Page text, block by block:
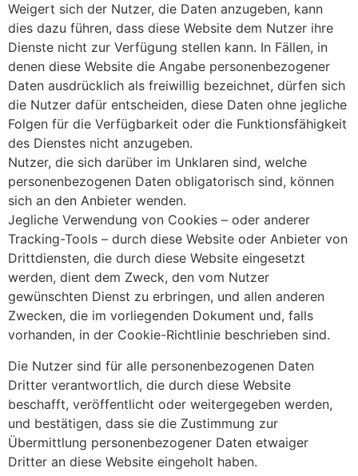
Weigert sich der Nutzer, die Daten anzugeben, kann
dies dazu führen, dass diese Website dem Nutzer ihre
Dienste nicht zur Verfügung stellen kann. In Fällen, in
denen diese Website die Angabe personenbezogener
Daten ausdrücklich als freiwillig bezeichnet, dürfen sich
die Nutzer dafür entscheiden, diese Daten ohne jegliche
Folgen für die Verfügbarkeit oder die Funktionsfähigkeit
des Dienstes nicht anzugeben.
Nutzer, die sich darüber im Unklaren sind, welche
personenbezogenen Daten obligatorisch sind, können
sich an den Anbieter wenden.
Jegliche Verwendung von Cookies – oder anderer
Tracking-Tools – durch diese Website oder Anbieter von
Drittdiensten, die durch diese Website eingesetzt
werden, dient dem Zweck, den vom Nutzer
gewünschten Dienst zu erbringen, und allen anderen
Zwecken, die im vorliegenden Dokument und, falls
vorhanden, in der Cookie-Richtlinie beschrieben sind.
Die Nutzer sind für alle personenbezogenen Daten
Dritter verantwortlich, die durch diese Website
beschafft, veröffentlicht oder weitergegeben werden,
und bestätigen, dass sie die Zustimmung zur
Übermittlung personenbezogener Daten etwaiger
Dritter an diese Website eingeholt haben.